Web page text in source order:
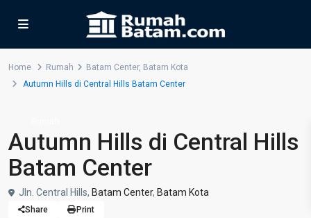
Home Rumah Batam Center, Batam Kota
Autumn Hills di Central Hills Batam Center
Autumn Hills di Central Hills
Batam Center
Jln. Central Hills, Batam Center, Batam Kota
Share Print